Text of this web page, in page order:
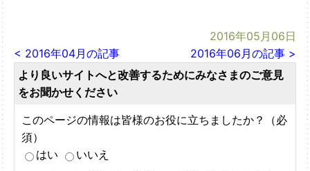
2016年05月06日
< 2016年04月の記事
2016年06月の記事 >
より良いサイトへと改善するためにみなさまのご意見
をお聞かせください
このページの情報は皆様のお役に立ちましたか？（必
須）
はい
いいえ